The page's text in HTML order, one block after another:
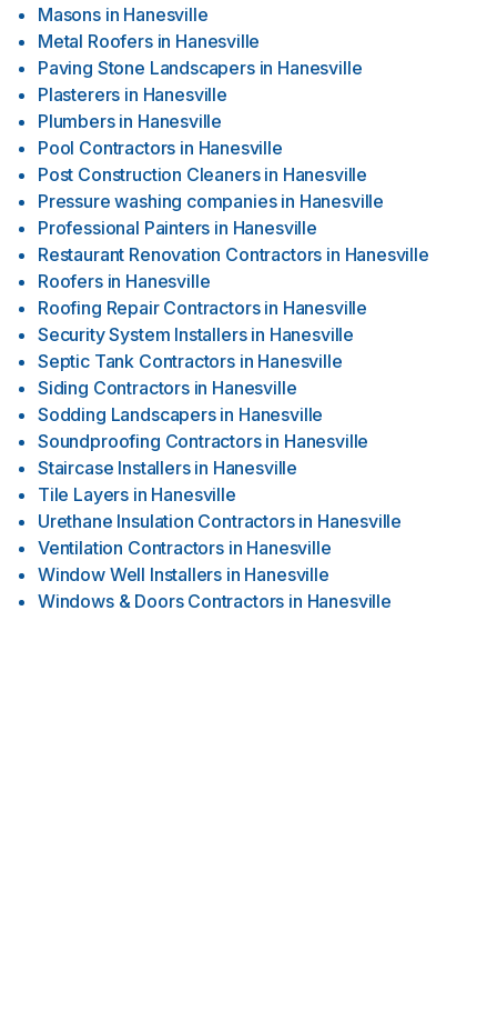
Masons in Hanesville
Metal Roofers in Hanesville
Paving Stone Landscapers in Hanesville
Plasterers in Hanesville
Plumbers in Hanesville
Pool Contractors in Hanesville
Post Construction Cleaners in Hanesville
Pressure washing companies in Hanesville
Professional Painters in Hanesville
Restaurant Renovation Contractors in Hanesville
Roofers in Hanesville
Roofing Repair Contractors in Hanesville
Security System Installers in Hanesville
Septic Tank Contractors in Hanesville
Siding Contractors in Hanesville
Sodding Landscapers in Hanesville
Soundproofing Contractors in Hanesville
Staircase Installers in Hanesville
Tile Layers in Hanesville
Urethane Insulation Contractors in Hanesville
Ventilation Contractors in Hanesville
Window Well Installers in Hanesville
Windows & Doors Contractors in Hanesville